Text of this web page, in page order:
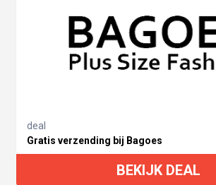
deal
Gratis verzending bij Bagoes
BEKIJK DEAL